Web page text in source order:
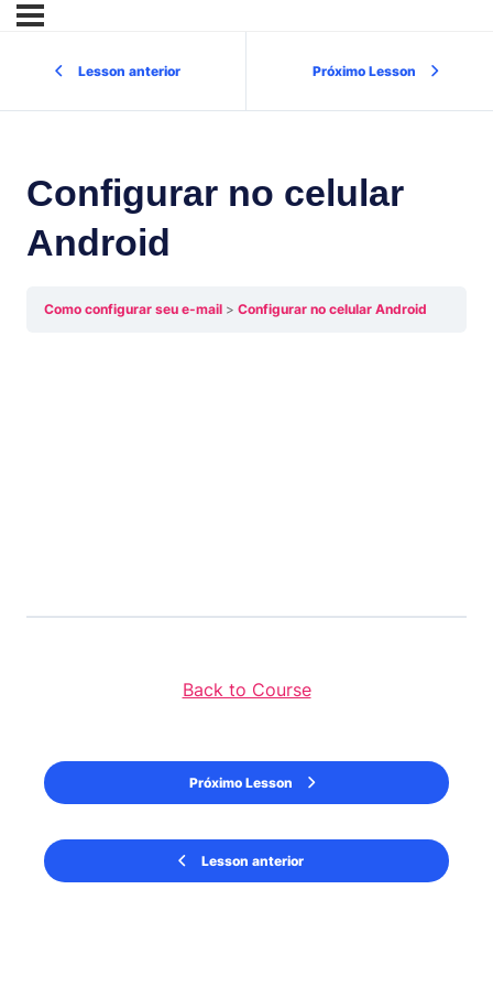
Lesson anterior Próximo Lesson
Configurar no celular
Android
Como configurar seu e-mail Configurar no celular Android
Lesson anterior
Back to Course
Próximo Lesson